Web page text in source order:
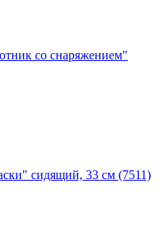
со снаряжением"
сидящий, 33 см (7511)